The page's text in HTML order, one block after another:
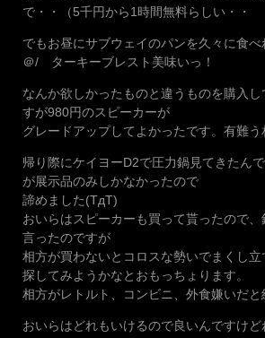
で・・（5千円から1時間無料らしい・・
でもお昼にサブウェイのパンを久々に食べ
＠/ ターキーブレスト美味いっ！
なんか欲しかったものと違うものを購入
すが980円のスピーカーが
グレードアップしてよかったです。有難う
帰り際にケイヨーD2で圧力鍋見てきたん
が展示品のみしかなかったので
諦めました(TдT)
おいらはスピーカーも買って貰ったので
言ったのですが
相方が買わないとコロスな勢いでまくし
探してみようかなとおもっちょります。
相方がレトルト、コンビニ、外食嫌いだと
おいらはどれもいけるので良いんですけど